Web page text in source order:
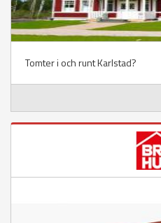
Tomter i och runt Karlstad?